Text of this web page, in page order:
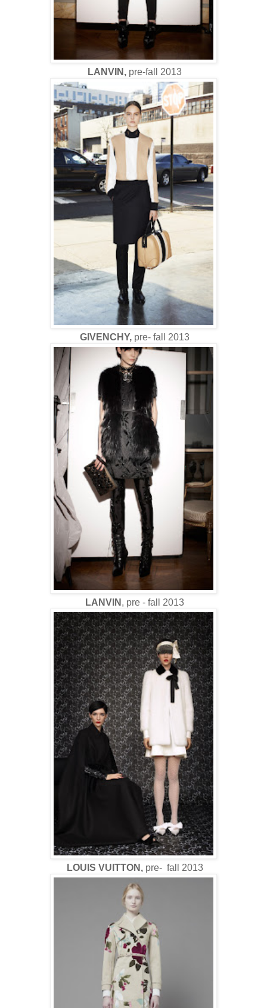
LANVIN, pre-fall 2013
GIVENCHY, pre- fall 2013
LANVIN , pre - fall 2013
LOUIS VUITTON,pre- fall 2013